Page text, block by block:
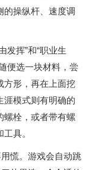
的操纵杆、速度调
发挥”和“职业生
便选一块材料，尝
方形，再在上面挖
涯模式则有明确的
螺栓，或者带有螺
具。
慌。游戏会自动跳